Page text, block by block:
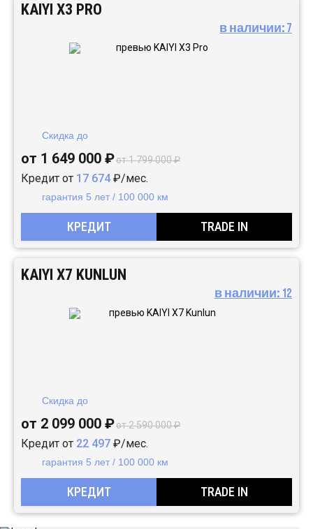
KAIYI X3 PRO
в наличии:7
Скидка до
от 1 649 000 ₽от 1 799 000 ₽
Кредит от 17 674₽/мес.
гарантия 5 лет / 100 000 км
КРЕДИТ TRADE IN
KAIYI X7 KUNLUN
в наличии: 12
Скидка до
от 2 099 000 ₽от 2 590 000 ₽
Кредит от 22 497 ₽/мес.
гарантия 5 лет / 100 000 км
КРЕДИТ TRADE IN